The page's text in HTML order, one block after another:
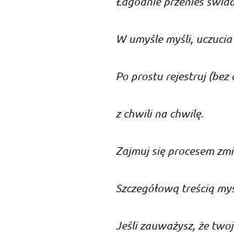
W umyśle myśli,
Po prostu rejestruj (bez
z chwili na chwilę.
Zajmuj się procesem
Szczegółową treścią
Jeśli zauważysz, że